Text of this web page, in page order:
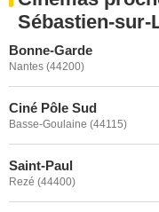
Sébastien-sur-
Bonne-Garde
Nantes (44200)
Ciné Pôle Sud
Basse-Goulaine (44115)
Saint-Paul
Rezé (44400)